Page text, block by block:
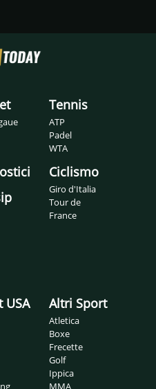
Tennis
ATP
Padel
WTA
Ciclismo
Giro d'Italia
Tour de
France
USA Altri Sport
Atletica
Boxe
Frecette
Golf
Ippica
MMA